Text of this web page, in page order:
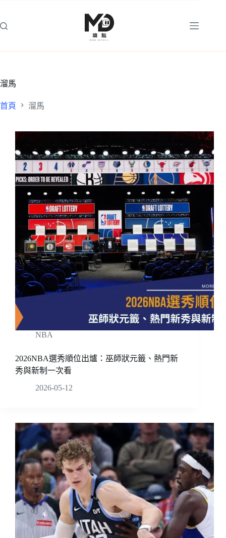
主
溜馬
首頁 溜馬
NBA
2026NBA選秀順位出爐：巫師狀元籤、熱門新
秀與新制一次看
2026-05-12